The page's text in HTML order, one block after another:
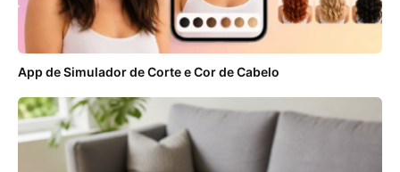
App de Simulador de Corte e Cor de Cabelo